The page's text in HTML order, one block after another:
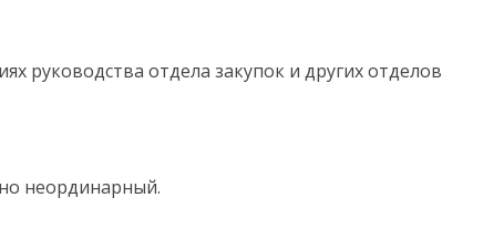
руководства отдела закупок и других отделов
неординарный.